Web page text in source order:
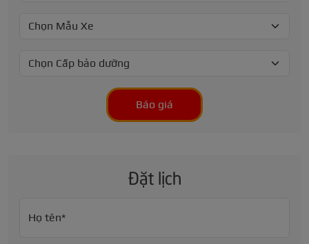
Báo giá
Đặt lịch
Họ tên*